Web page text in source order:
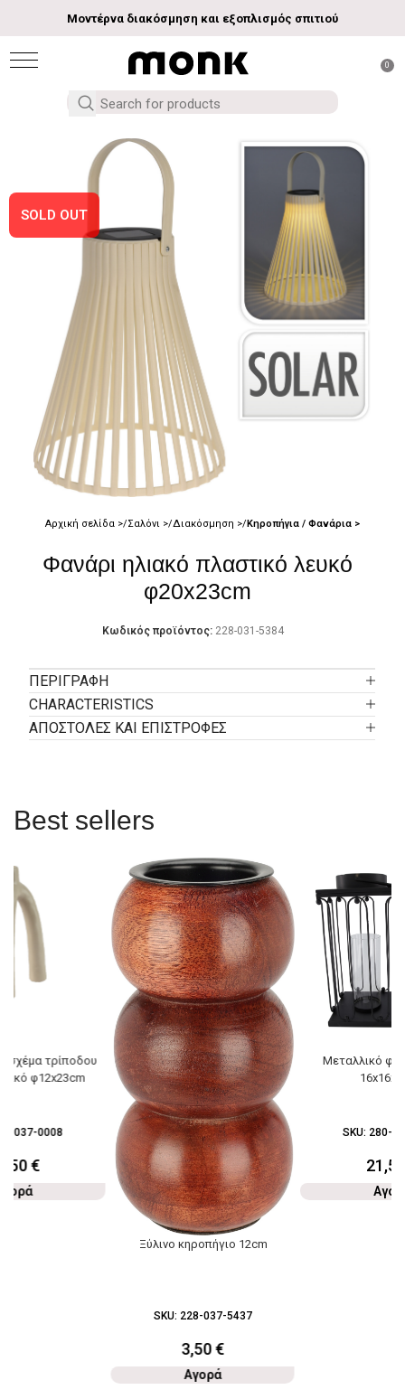
Μοντέρνα διακόσμηση και εξοπλισμός σπιτιού
0
SOLD OUT
Αρχική σελίδα Σαλόνι Διακόσμηση Κηροπήγια / Φανάρια
Φανάρι ηλιακό πλαστικό λευκό
φ20x23cm
Κωδικός προϊόντος: 228-031-5384
ΠΕΡΙΓΡΑΦΉ
CHARACTERISTICS
ΑΠΟΣΤΟΛΕΣ ΚΑΙ ΕΠΙΣΤΡΟΦΕΣ
Best sellers
σχέμα τρίποδου
φ12x23cm
037-0008
€
Ξύλινο κηροπήγιο 12cm
SKU: 228-037-5437
3,50€
Αγορά
Μεταλλικό
SKU: 280-